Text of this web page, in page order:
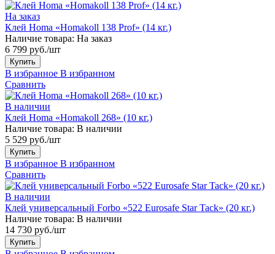
На заказ
Клей Homa «Homakoll 138 Prof» (14 кг.)
Наличие товара: На заказ
6 799 руб./шт
Купить
В избранное В избранном
Сравнить
В наличии
Клей Homa «Homakoll 268» (10 кг.)
Наличие товара: В наличии
5 529 руб./шт
Купить
В избранное В избранном
Сравнить
В наличии
Клей универсальный Forbo «522 Eurosafe Star Tack» (20 кг.)
Наличие товара: В наличии
14 730 руб./шт
Купить